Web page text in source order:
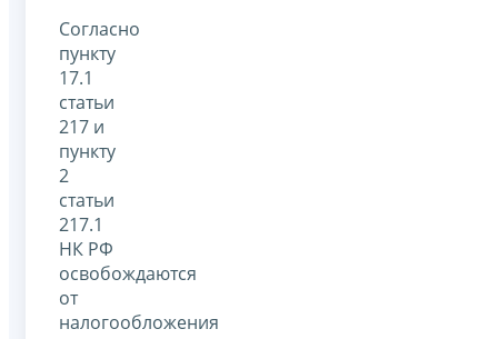
Согласно
пункту
17.1
статьи
217 и
пункту
2
статьи
217.1
НК РФ
освобождаются
от
налогообложения